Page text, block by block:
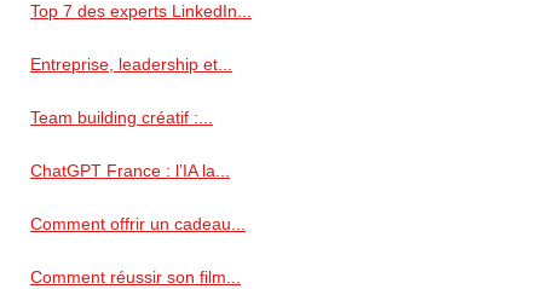
Top 7 des experts LinkedIn...
Entreprise, leadership et...
Team building créatif :...
ChatGPT France : l’IA la...
Comment offrir un cadeau...
Comment réussir son film...